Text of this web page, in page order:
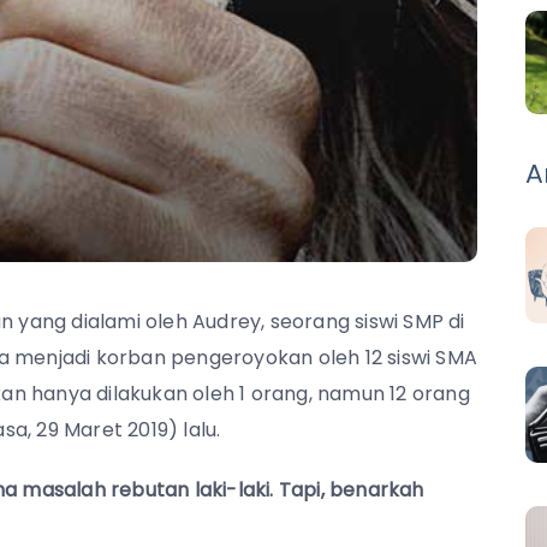
dialami oleh Audrey, seorang siswi SMP di
korban pengeroyokan oleh 12 siswi SMA
hanya dilakukan oleh 1 orang, namun 12 orang
29 Maret 2019) lalu.
masalah rebutan laki-laki. Tapi, benarkah